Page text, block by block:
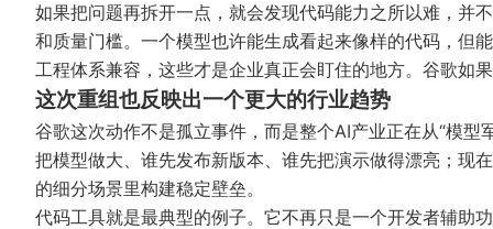
如果把问题再拆开一点，就会发现代码能力之所以难，并
和质量门槛。一个模型也许能生成看起来像样的代码，但
工程体系兼容，这些才是企业真正会盯住的地方。谷歌如
这次重组也反映出一个更大的行业趋势
谷歌这次动作不是孤立事件，而是整个AI产业正在从“模型
把模型做大、谁先发布新版本、谁先把演示做得漂亮；现
的细分场景里构建稳定壁垒。
代码工具就是最典型的例子。它不再只是一个开发者辅助